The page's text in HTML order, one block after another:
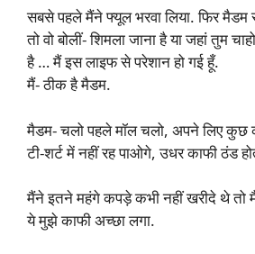
सबसे पहले मैंने फ्यूल भरवा लिया. फिर मैडम
तो वो बोलीं- शिमला जाना है या जहां तुम
है … मैं इस लाइफ से परेशान हो गई हूँ.
मैं- ठीक है मैडम.
मैडम- चलो पहले मॉल चलो, अपने लिए कुछ
टी-शर्ट में नहीं रह पाओगे, उधर काफी ठंड
मैंने इतने महंगे कपड़े कभी नहीं खरीदे थे तो
ये मुझे काफी अच्छा लगा.